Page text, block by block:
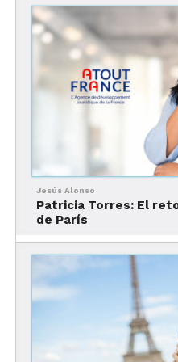
primeros bosquejos pero
dio el arquitecto
Stephen
principio, Eiffel no
planeación hasta que el
la Exposición Universal.
Récord de
las
Eiffel
Jesús Alonso
Patricia Torres: El
de París